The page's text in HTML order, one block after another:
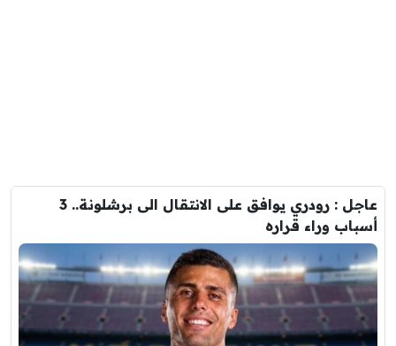
عاجل : رودري يوافق على الانتقال الى برشلونة.. 3
أسباب وراء قراره